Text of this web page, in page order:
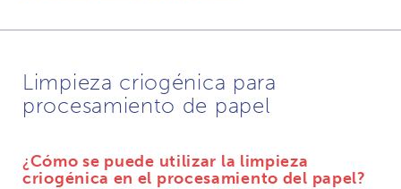
Limpieza criogénica para
procesamiento de papel
¿Cómo se puede utilizar la limpieza
criogénica en el procesamiento del papel?